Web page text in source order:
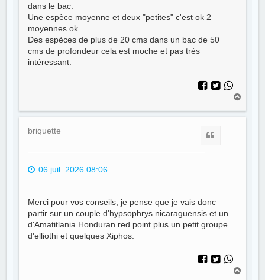
dans le bac.
Une espèce moyenne et deux "petites" c'est ok 2
moyennes ok
Des espèces de plus de 20 cms dans un bac de 50
cms de profondeur cela est moche et pas très
intéressant.
u
briquette
06 juil. 2026 08:06
Merci pour vos conseils, je pense que je vais donc
partir sur un couple d'hypsophrys nicaraguensis et un
d'Amatitlania Honduran red point plus un petit groupe
d'elliothi et quelques Xiphos.